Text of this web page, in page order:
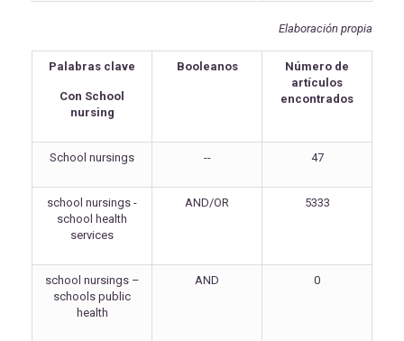
Elaboración propia
Palabras clave
Con School
nursing
Booleanos
Número de
artículos
encontrados
School nursings -- 47
school nursings -
school health
services
AND/OR 5333
school nursings –
schools public
health
AND 0